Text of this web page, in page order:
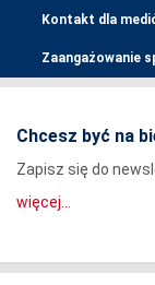
Kontakt dla
Zaangażowanie
Chcesz być na
Zapisz się do
więcej...